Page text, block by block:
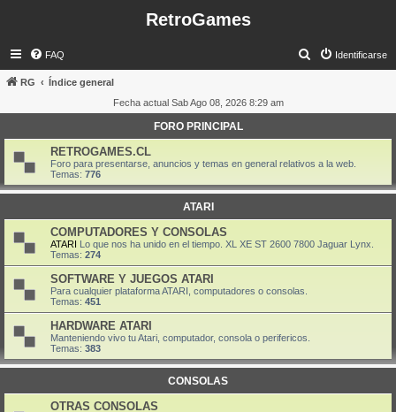
RetroGames
FAQ Identificarse
a
r
RG
Índice general
Fecha actual Sab Ago 08, 2026 8:29 am
FORO PRINCIPAL
RETROGAMES.CL
Foro para presentarse, anuncios y temas en general relativos a la web.
Temas: 776
ATARI
COMPUTADORES Y CONSOLAS
ATARI Lo que nos ha unido en el tiempo. XL XE ST 2600 7800 Jaguar Lynx.
Temas: 274
SOFTWARE Y JUEGOS ATARI
Para cualquier plataforma ATARI, computadores o consolas.
Temas: 451
HARDWARE ATARI
Manteniendo vivo tu Atari, computador, consola o perifericos.
Temas: 383
CONSOLAS
OTRAS CONSOLAS